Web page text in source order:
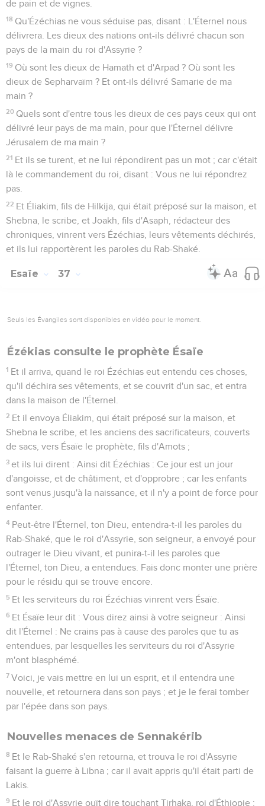
de pain et de vignes.
18 Qu'Ézéchias ne vous séduise pas, disant : L'Éternel nous
délivrera. Les dieux des nations ont-ils délivré chacun son
pays de la main du roi d'Assyrie ?
19 Où sont les dieux de Hamath et d'Arpad ? Où sont les
dieux de Sepharvaïm ? Et ont-ils délivré Samarie de ma
main ?
20 Quels sont d'entre tous les dieux de ces pays ceux qui ont
délivré leur pays de ma main, pour que l'Éternel délivre
Jérusalem de ma main ?
21 Et ils se turent, et ne lui répondirent pas un mot ; car c'était
là le commandement du roi, disant : Vous ne lui répondrez
pas.
22 Et Éliakim, fils de Hilkija, qui était préposé sur la maison, et
Shebna, le scribe, et Joakh, fils d'Asaph, rédacteur des
chroniques, vinrent vers Ézéchias, leurs vêtements déchirés,
et ils lui rapportèrent les paroles du Rab-Shaké.
Esaïe 37
Seuls les Évangiles sont disponibles en vidéo pour le moment.
Ézékias consulte le prophète Ésaïe
1 Et il arriva, quand le roi Ézéchias eut entendu ces choses,
qu'il déchira ses vêtements, et se couvrit d'un sac, et entra
dans la maison de l'Éternel.
2 Et il envoya Éliakim, qui était préposé sur la maison, et
Shebna le scribe, et les anciens des sacrificateurs, couverts
de sacs, vers Ésaïe le prophète, fils d'Amots ;
3 et ils lui dirent : Ainsi dit Ézéchias : Ce jour est un jour
d'angoisse, et de châtiment, et d'opprobre ; car les enfants
sont venus jusqu'à la naissance, et il n'y a point de force pour
enfanter.
4 Peut-être l'Éternel, ton Dieu, entendra-t-il les paroles du
Rab-Shaké, que le roi d'Assyrie, son seigneur, a envoyé pour
outrager le Dieu vivant, et punira-t-il les paroles que
l'Éternel, ton Dieu, a entendues. Fais donc monter une prière
pour le résidu qui se trouve encore.
5 Et les serviteurs du roi Ézéchias vinrent vers Ésaïe.
6 Et Ésaïe leur dit : Vous direz ainsi à votre seigneur : Ainsi
dit l'Éternel : Ne crains pas à cause des paroles que tu as
entendues, par lesquelles les serviteurs du roi d'Assyrie
m'ont blasphémé.
7 Voici, je vais mettre en lui un esprit, et il entendra une
nouvelle, et retournera dans son pays ; et je le ferai tomber
par l'épée dans son pays.
Nouvelles menaces de Sennakérib
8 Et le Rab-Shaké s'en retourna, et trouva le roi d'Assyrie
faisant la guerre à Libna ; car il avait appris qu'il était parti de
Lakis.
9 Et le roi d'Assyrie ouït dire touchant Tirhaka, roi d'Éthiopie :